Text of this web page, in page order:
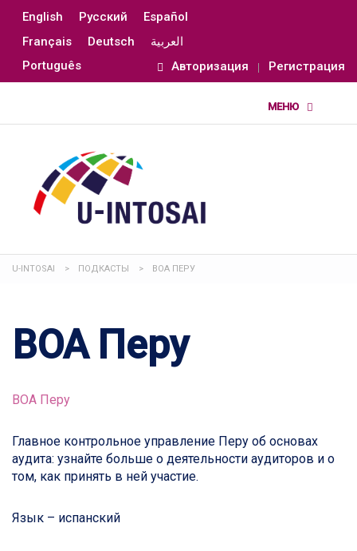
English Русский
Español
Français
Deutsch
العربية
Português
Авторизация Регистрация
U-INTOSAI > ПОДКАСТЫ > ВОА ПЕРУ
ВОА Перу
ВОА Перу
Главное контрольное управление Перу об основах
аудита: узнайте больше о деятельности аудиторов и о
том, как принять в ней участие.
Язык – испанский